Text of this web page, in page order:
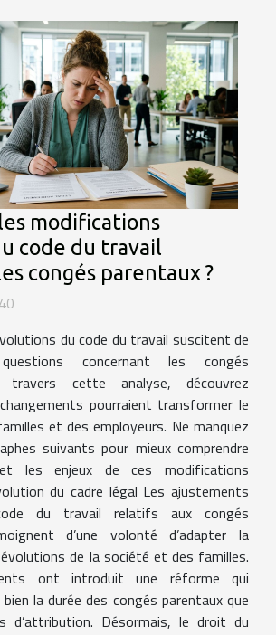
modifications
code du travail
congés parentaux ?
du code du travail suscitent de
concernant les congés
travers cette analyse, découvrez
pourraient transformer le
et des employeurs. Ne manquez
suivants pour mieux comprendre
les enjeux de ces modifications
du cadre légal Les ajustements
du travail relatifs aux congés
d’une volonté d’adapter la
de la société et des familles.
ont introduit une réforme qui
la durée des congés parentaux que
d’attribution. Désormais, le droit du